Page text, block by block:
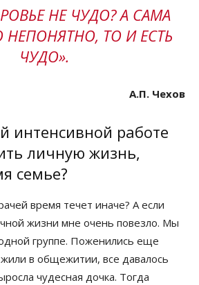
НЕ ЧУДО? А САМА
НЕПОНЯТНО, ТО И ЕСТЬ
ЧУДО».
А.П. Чехов
интенсивной работе
личную жизнь,
семье?
время течет иначе? А если
жизни мне очень повезло. Мы
группе. Поженились еще
в общежитии, все давалось
чудесная дочка. Тогда